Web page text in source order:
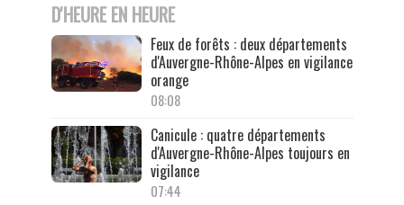
D'HEURE EN HEURE
Feux de forêts : deux départements
d'Auvergne-Rhône-Alpes en vigilance
orange
08:08
Canicule : quatre départements
d'Auvergne-Rhône-Alpes toujours en
vigilance
07:44